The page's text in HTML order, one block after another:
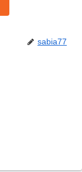
sabia77